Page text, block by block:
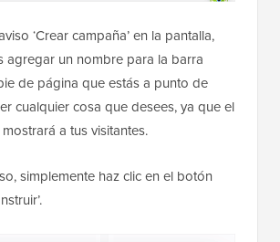
‘Crear campaña’ en la pantalla,
agregar un nombre para la barra
de página que estás a punto de
cualquier cosa que desees, ya que el
a tus visitantes.
simplemente haz clic en el botón